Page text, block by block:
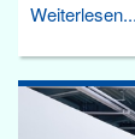
Weiterlesen...